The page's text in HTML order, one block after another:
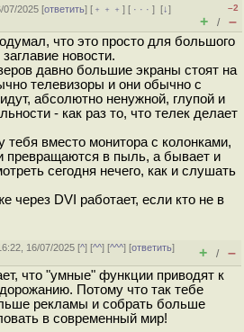
07/2025 [ответить] [ ﹢﹢﹢] [ · · ·][↓]
–2
+ / –
что это просто для большого
новости.
давно большие экраны стоят на
телевизоры и они обычно с
абсолютно ненужной, глупой и
- как раз то, что телек делает
тебя вместо монитора с колонками,
превращаются в пыль, а бывает и
сегодня нечего, как и слушать
через DVI работает, если кто не в
16/07/2025 [^] [^^] [^^^] [ответить]
+ / –
что "умные" функции приводят к
Потому что так тебе
рекламы и собрать больше
в современный мир!